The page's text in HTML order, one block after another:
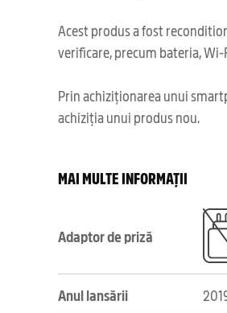
Acest produs a fost
verificare, precum bateria,
Prin achiziționarea unui
achiziția unui produs nou.
MAI MULTE INFORMAȚII
Adaptor de priză
Anul lansării